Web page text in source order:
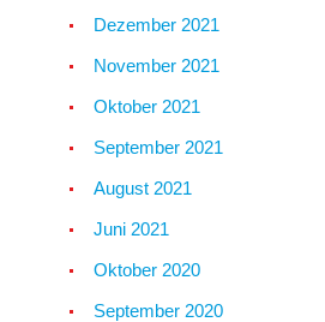
Dezember 2021
November 2021
Oktober 2021
September 2021
August 2021
Juni 2021
Oktober 2020
September 2020